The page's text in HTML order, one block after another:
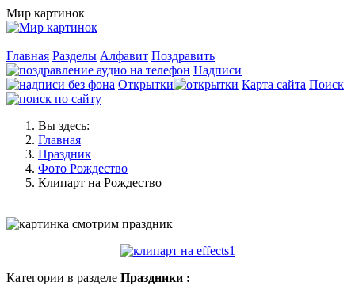
Мир картинок
Главная Разделы Алфавит Поздравить
Надписи
Открытки
Карта сайта Поиск
Вы здесь:
Главная
Праздник
Фото Рождество
Клипарт на Рождество
Категории в разделе Праздники :